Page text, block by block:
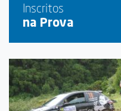
Inscritos
na Prova